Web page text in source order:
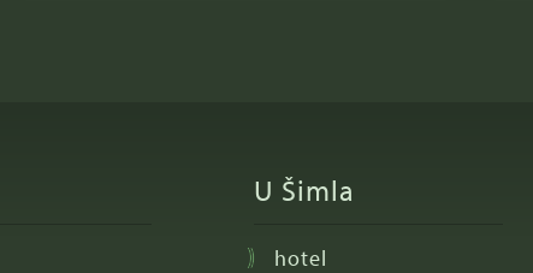
U Šimla
hotel